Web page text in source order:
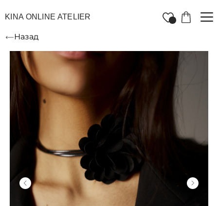
KINA ONLINE ATELIER
Назад